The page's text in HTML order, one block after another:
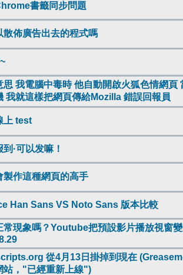
書籤同步問題
散佈廣告出去的程式嗎
思 我電腦中毒時 他自動開啟火狐色情網頁
我就這樣把網頁傳給Mozilla 錯誤回報員
上 test
到·可以发嘛！
製作這種網頁的高手
Han Sans VS Noto Sans 版本比較
常現象嗎？Youtube把預設影片播放視窗
從4月13日掛掉到現在
站，"已經重新上線")